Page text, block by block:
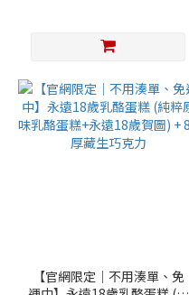
【官網限定｜不用湊單、免